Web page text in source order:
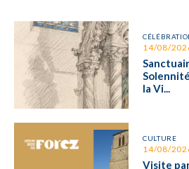
14/08/
la Vi...
CULTURE
14/08/
Visite